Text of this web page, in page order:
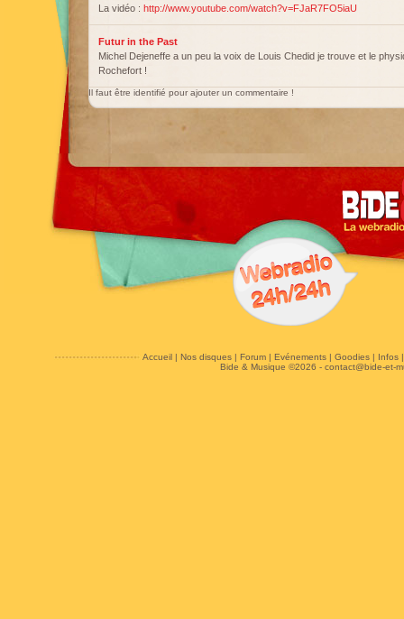
La vidéo : http://www.youtube.com/watch?v=FJaR7FO5iaU
Futur in the Past
Michel Dejeneffe a un peu la voix de Louis Chedid je trouve et le
Rochefort !
Il faut être identifié pour ajouter un commentaire !
Accueil| Nos disques| Forum| Evénements| Goodies| Infos
Bide & Musique ©2026 - contact@bide-et-